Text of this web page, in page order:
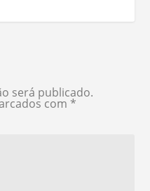
será publicado.
com *